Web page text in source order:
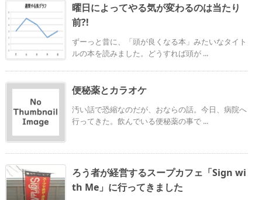
曜日によってやる気が変わるのは当たり
前?!
ずーっと昔に、「頭が良くなる本」みたいなタイト
ルの本を読みました。どうすれば頭が ...
便秘薬とカラオケ
汚い話で恐縮なのだが、おならの話。今日、病院へ
行ってきた。飲んでいる便秘薬の事で ...
ろう者が経営するスープカフェ「Sign wi
th Me」に行ってきました